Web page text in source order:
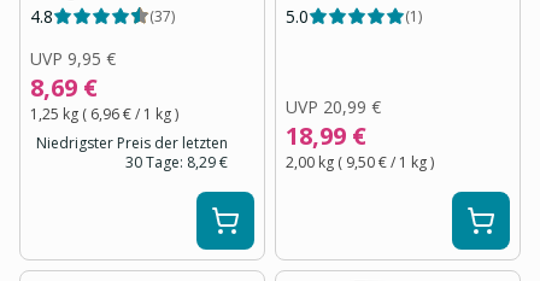
4.8 (37)
UVP 9,95 €
8,69 €
1,25 kg ( 6,96 €/ 1 kg)
Niedrigster Preis der letzten
30 Tage: 8,29 €
5.0 (1)
UVP 20,99 €
18,99 €
2,00 kg ( 9,50 €/ 1 kg)